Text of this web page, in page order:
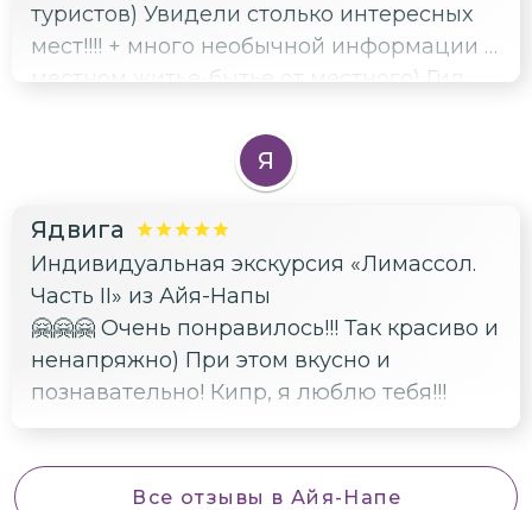
туристов) Увидели столько интересных
мест!!!! + много необычной информации о
местном житье-бытье от местного) Гид
комфортабельной машине. Всё гибко: в
ходе экскурсии мы сами решали, куда
Олег много знает про Кипр, рекомендую
такого отличного специалиста.
Я
Ядвига
Индивидуальная экскурсия «Лимассол.
Часть II» из Айя-Напы
🤗🤗🤗 Очень понравилось!!! Так красиво и
ненапряжно) При этом вкусно и
познавательно! Кипр, я люблю тебя!!!
Все отзывы в Айя-Напе